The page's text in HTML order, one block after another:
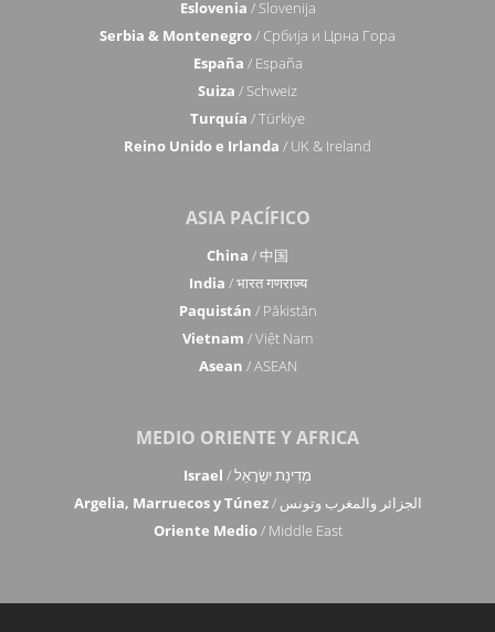
Eslovenia / Slovenija
Serbia & Montenegro/ Србија и Црна Гора
España / España
Suiza / Schweiz
Turquía / Türkiye
Reino Unido e Irlanda / UK & Ireland
ASIA PACÍFICO
China / 中国
India / भारत गणराज्य
Paquistán / Pākistān
Vietnam / Việt Nam
Asean / ASEAN
MEDIO ORIENTE Y AFRICA
Israel
/ מְדִינַת יִשְׂרָאֵל
Argelia, Marruecos y Túnez
/ الجزائر والمغرب وتونس
Oriente Medio/ Middle East